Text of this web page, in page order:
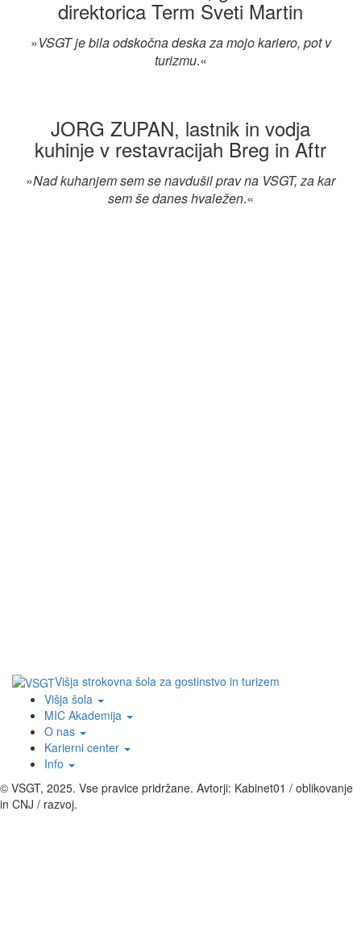
direktorica Term Sveti Martin
»VSGT je bila odskočna deska za mojo kariero, pot v
turizmu.«
JORG ZUPAN, lastnik in vodja
kuhinje v restavracijah Breg in Aftr
»Nad kuhanjem sem se navdušil prav na VSGT, za kar
sem še danes hvaležen.«
Višja strokovna šola za gostinstvo in turizem
Višja šola
MIC Akademija
O nas
Karierni center
Info
© VSGT, 2025. Vse pravice pridržane. Avtorji: Kabinet01 / oblikovanje
in CNJ / razvoj.